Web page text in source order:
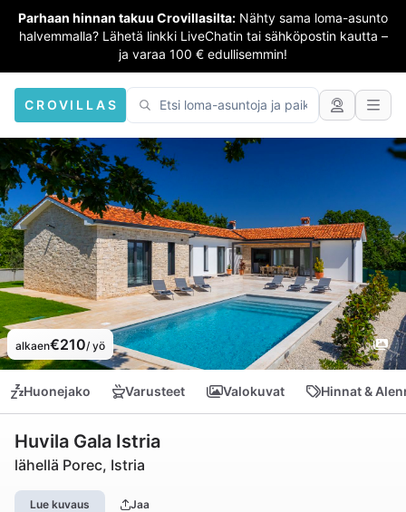
Parhaan hinnan takuu Crovillasilta: Nähty sama loma-asunto
halvemmalla? Lähetä linkki LiveChatin tai sähköpostin kautta –
ja varaa 100 € edullisemmin!
CROVILLAS
alkaen€210/ yö
Huonejako Varusteet Valokuvat Hinnat &
Huvila Gala Istria
lähellä Porec, Istria
Lue kuvaus Jaa